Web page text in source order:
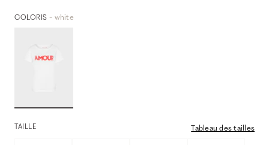
COLORIS - white
TAILLE Tableau des tailles